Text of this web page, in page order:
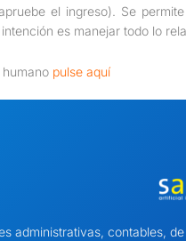
el ingreso). Se
es manejar todo lo
pulse aquí
administrativas, contables,